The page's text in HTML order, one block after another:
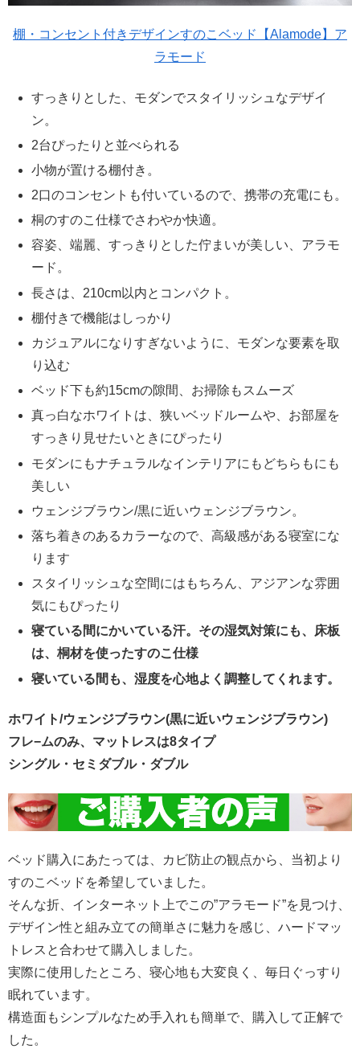
棚・コンセント付きデザインすのこベッド【Alamode】ア
ラモード
すっきりとした、モダンでスタイリッシュなデザイ
ン。
2台ぴったりと並べられる
小物が置ける棚付き。
2口のコンセントも付いているので、携帯の充電にも。
桐のすのこ仕様でさわやか快適。
容姿、端麗、すっきりとした佇まいが美しい、アラモ
ード。
長さは、210cm以内とコンパクト。
棚付きで機能はしっかり
カジュアルになりすぎないように、モダンな要素を取
り込む
ベッド下も約15cmの隙間、お掃除もスムーズ
真っ白なホワイトは、狭いベッドルームや、お部屋を
すっきり見せたいときにぴったり
モダンにもナチュラルなインテリアにもどちらもにも
美しい
ウェンジブラウン/黒に近いウェンジブラウン。
落ち着きのあるカラーなので、高級感がある寝室にな
ります
スタイリッシュな空間にはもちろん、アジアンな雰囲
気にもぴったり
寝ている間にかいている汗。その湿気対策にも、床板
は、桐材を使ったすのこ仕様
寝いている間も、湿度を心地よく調整してくれます。
ホワイト/ウェンジブラウン(黒に近いウェンジブラウン)
フレ−ムのみ、マットレスは8タイプ
シングル・セミダブル・ダブル
ベッド購入にあたっては、カビ防止の観点から、当初より
すのこベッドを希望していました。
そんな折、インターネット上でこの”アラモード”を見つけ、
デザイン性と組み立ての簡単さに魅力を感じ、ハードマッ
トレスと合わせて購入しました。
実際に使用したところ、寝心地も大変良く、毎日ぐっすり
眠れています。
構造面もシンプルなため手入れも簡単で、購入して正解で
した。